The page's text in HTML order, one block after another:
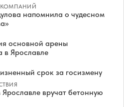
напомнила о чудесном
основной арены
в Ярославле
срок за госизмену
вручат бетонную